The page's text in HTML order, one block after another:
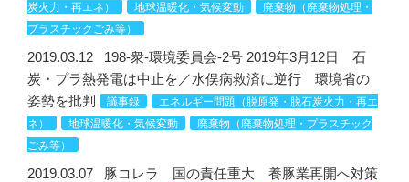
炭火力・再エネ）
地球温暖化・気候変動
廃棄物（廃棄物処理・
プラスチックごみ等）
2019.03.12
198-衆-環境委員会-2号 2019年3月12日 石
炭・プラ熱発電は中止を／水俣病救済に逆行 環境省の
姿勢を批判
議事録
エネルギー問題（脱原発・脱石炭火力・再エ
ネ）
地球温暖化・気候変動
廃棄物（廃棄物処理・プラスチック
ごみ等）
2019.03.07
豚コレラ 国の責任重大 養豚業再開へ対策